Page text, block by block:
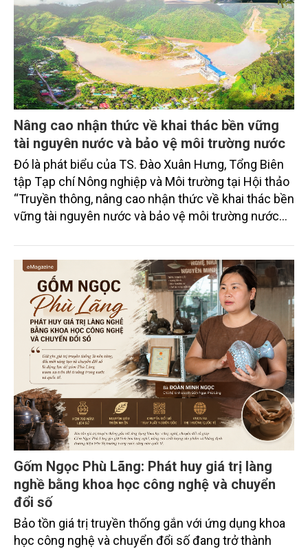
Nâng cao nhận thức về khai thác bền vững
tài nguyên nước và bảo vệ môi trường nước
Đó là phát biểu của TS. Đào Xuân Hưng, Tổng Biên
tập Tạp chí Nông nghiệp và Môi trường tại Hội thảo
“Truyền thông, nâng cao nhận thức về khai thác bền
vững tài nguyên nước và bảo vệ môi trường nước
trường phối hợp với Sở Nông nghiệp và Môi trường
tỉnh Lai Châu tổ chức ngày 10/7/2026. Hội thảo thu
hút sự tham gia của hơn 100 đại biểu là lãnh đạo
các đơn vị thuộc Bộ Nông nghiệp và Môi trường,
chuyên gia, nhà khoa học, Sở Nông nghiệp và Môi
trường tỉnh Lai Châu và đại diện các cơ quan đơn vị
doanh nghiệp ở các tỉnh miền núi phía Bắc.
Gốm Ngọc Phù Lãng: Phát huy giá trị làng
nghề bằng khoa học công nghệ và chuyển
đổi số
Bảo tồn giá trị truyền thống gắn với ứng dụng khoa
học công nghệ và chuyển đổi số đang trở thành